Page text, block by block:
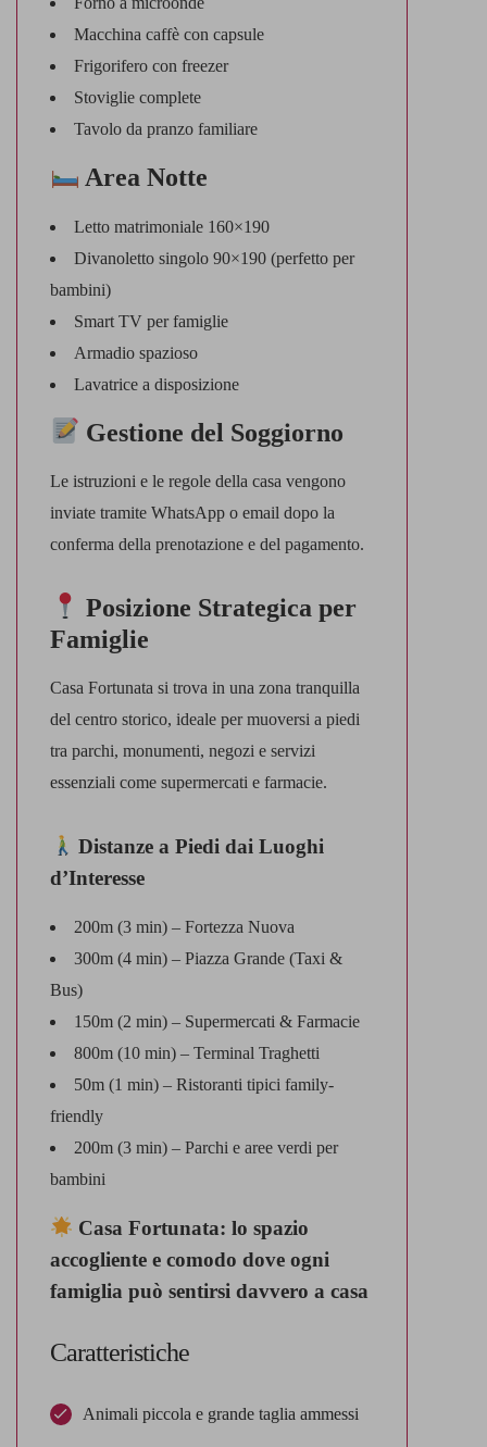
Macchina caffè con capsule
Frigorifero con freezer
Stoviglie complete
Tavolo da pranzo familiare
Area Notte
Letto matrimoniale 160×190
Divanoletto singolo 90×190 (perfetto per
bambini)
Smart TV per famiglie
Armadio spazioso
Lavatrice a disposizione
Gestione del Soggiorno
Le istruzioni e le regole della casa vengono
inviate tramite WhatsApp o email dopo la
conferma della prenotazione e del pagamento.
Posizione Strategica per
Famiglie
Casa Fortunata si trova in una zona tranquilla
del centro storico, ideale per muoversi a piedi
tra parchi, monumenti, negozi e servizi
essenziali come supermercati e farmacie.
Distanze a Piedi dai Luoghi
d’Interesse
200m (3 min) – Fortezza Nuova
300m (4 min) – Piazza Grande (Taxi &
Bus)
150m (2 min) – Supermercati & Farmacie
800m (10 min) – Terminal Traghetti
50m (1 min) – Ristoranti tipici family-
friendly
200m (3 min) – Parchi e aree verdi per
bambini
Casa Fortunata: lo spazio
accogliente e comodo dove ogni
famiglia può sentirsi davvero a casa
Caratteristiche
Animali piccola e grande taglia ammessi